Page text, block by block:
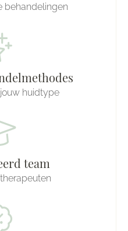
behandelingen
huidtype
team